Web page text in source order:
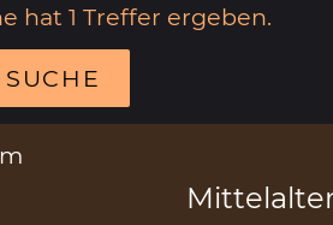
hat 1 Treffer ergeben.